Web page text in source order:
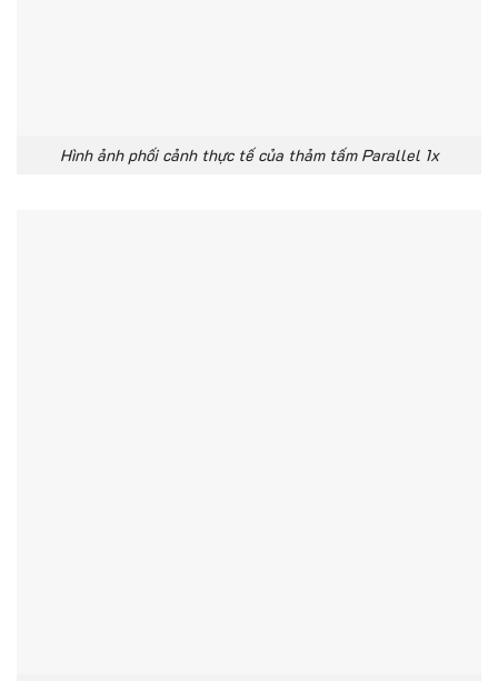
Hình ảnh phối cảnh thực tế của thảm tấm Parallel 1x